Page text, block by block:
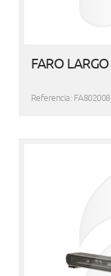
FARO
Referencia: FA802008